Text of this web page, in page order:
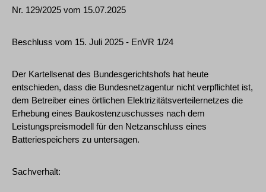
Nr. 129/2025 vom 15.07.2025
Beschluss vom 15. Juli 2025 - EnVR 1/24
Der Kartellsenat des Bundesgerichtshofs hat heute
entschieden, dass die Bundesnetzagentur nicht verpflichtet ist,
dem Betreiber eines örtlichen Elektrizitätsverteilernetzes die
Erhebung eines Baukostenzuschusses nach dem
Leistungspreismodell für den Netzanschluss eines
Batteriespeichers zu untersagen.
Sachverhalt: